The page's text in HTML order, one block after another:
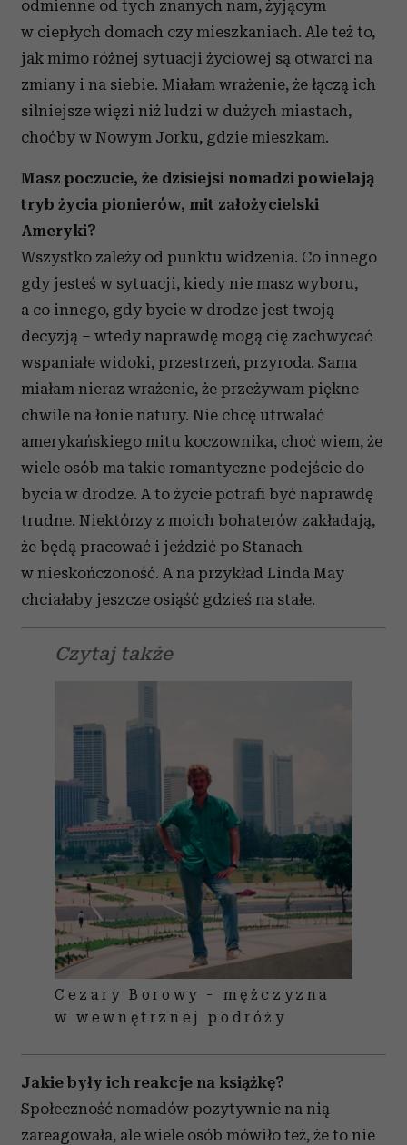
odmienne od tych znanych nam, żyjącym
w ciepłych domach czy mieszkaniach. Ale też to,
jak mimo różnej sytuacji życiowej są otwarci na
zmiany i na siebie. Miałam wrażenie, że łączą ich
silniejsze więzi niż ludzi w dużych miastach,
choćby w Nowym Jorku, gdzie mieszkam.
Masz poczucie, że dzisiejsi nomadzi powielają
tryb życia pionierów, mit założycielski
Ameryki?
Wszystko zależy od punktu widzenia. Co innego
gdy jesteś w sytuacji, kiedy nie masz wyboru,
a co innego, gdy bycie w drodze jest twoją
decyzją – wtedy naprawdę mogą cię zachwycać
wspaniałe widoki, przestrzeń, przyroda. Sama
miałam nieraz wrażenie, że przeżywam piękne
chwile na łonie natury. Nie chcę utrwalać
amerykańskiego mitu koczownika, choć wiem, że
wiele osób ma takie romantyczne podejście do
bycia w drodze. A to życie potrafi być naprawdę
trudne. Niektórzy z moich bohaterów zakładają,
że będą pracować i jeździć po Stanach
w nieskończoność. A na przykład Linda May
chciałaby jeszcze osiąść gdzieś na stałe.
Czytaj także
Cezary Borowy - mężczyzna
w wewnętrznej podróży
Jakie były ich reakcje na książkę?
Społeczność nomadów pozytywnie na nią
zareagowała, ale wiele osób mówiło też, że to nie